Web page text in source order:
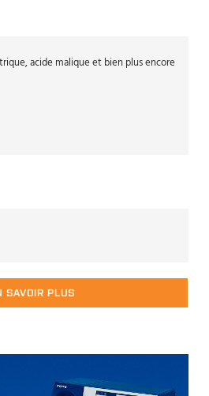
acide malique et bien plus encore
SAVOIR PLUS